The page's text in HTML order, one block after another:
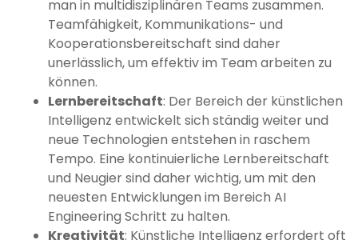
man in multidisziplinären Teams zusammen.
Teamfähigkeit, Kommunikations- und
Kooperationsbereitschaft sind daher
unerlässlich, um effektiv im Team arbeiten zu
können.
Lernbereitschaft: Der Bereich der künstlichen
Intelligenz entwickelt sich ständig weiter und
neue Technologien entstehen in raschem
Tempo. Eine kontinuierliche Lernbereitschaft
und Neugier sind daher wichtig, um mit den
neuesten Entwicklungen im Bereich AI
Engineering Schritt zu halten.
Kreativität: Künstliche Intelligenz erfordert oft